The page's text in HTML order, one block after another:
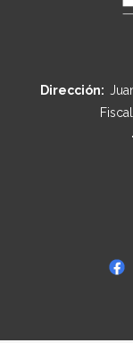
Dirección: